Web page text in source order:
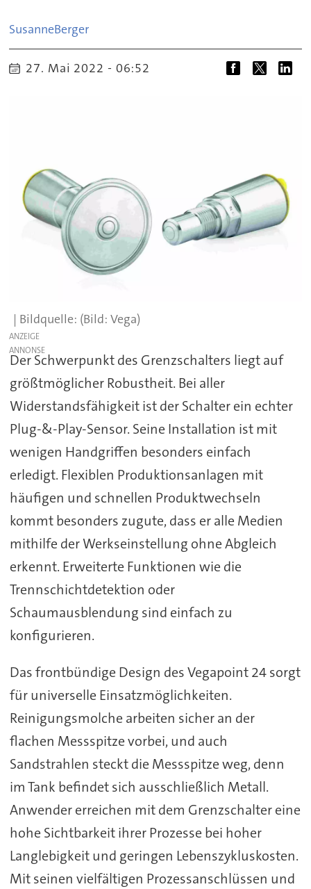
SusanneBerger
27. Mai 2022 - 06:52
(Bild: Vega)
ANZEIGE
Der Schwerpunkt des Grenzschalters liegt auf
größtmöglicher Robustheit. Bei aller
Widerstandsfähigkeit ist der Schalter ein echter
Plug-&-Play-Sensor. Seine Installation ist mit
wenigen Handgriffen besonders einfach
erledigt. Flexiblen Produktionsanlagen mit
häufigen und schnellen Produktwechseln
kommt besonders zugute, dass er alle Medien
mithilfe der Werkseinstellung ohne Abgleich
erkennt. Erweiterte Funktionen wie die
Trennschichtdetektion oder
Schaumausblendung sind einfach zu
konfigurieren.
Das frontbündige Design des Vegapoint 24 sorgt
für universelle Einsatzmöglichkeiten.
Reinigungsmolche arbeiten sicher an der
flachen Messspitze vorbei, und auch
Sandstrahlen steckt die Messspitze weg, denn
im Tank befindet sich ausschließlich Metall.
Anwender erreichen mit dem Grenzschalter eine
hohe Sichtbarkeit ihrer Prozesse bei hoher
Langlebigkeit und geringen Lebenszykluskosten.
Mit seinen vielfältigen Prozessanschlüssen und